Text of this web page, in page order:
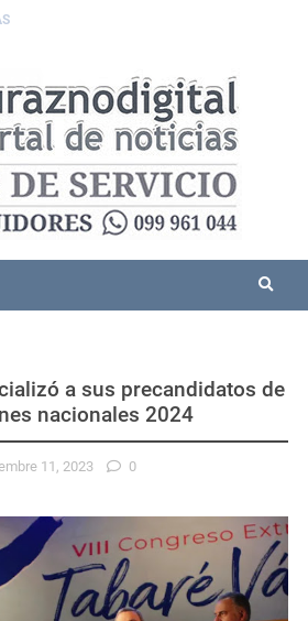
a sus precandidatos de
nacionales 2024
11, 2023 0